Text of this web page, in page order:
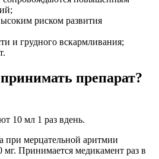
риском развития
и грудного вскармливания;
препарат?
10 мл 1 раз вдень.
при мерцательной аритмии
мг. Принимается медикамент раз в